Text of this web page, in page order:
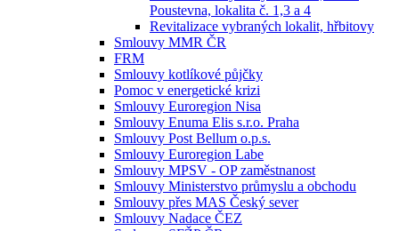
Poustevna, lokalita č. 1,3 a 4
Revitalizace vybraných lokalit, hřbitovy
Smlouvy MMR ČR
FRM
Smlouvy kotlíkové půjčky
Pomoc v energetické krizi
Smlouvy Euroregion Nisa
Smlouvy Enuma Elis s.r.o. Praha
Smlouvy Post Bellum o.p.s.
Smlouvy Euroregion Labe
Smlouvy MPSV - OP zaměstnanost
Smlouvy Ministerstvo průmyslu a obchodu
Smlouvy přes MAS Český sever
Smlouvy Nadace ČEZ